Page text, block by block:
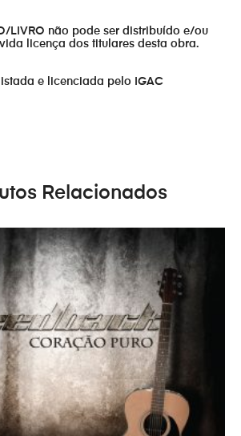
LIVRO não pode ser distribuído e/ou
licença dos titulares desta obra.
e licenciada pelo IGAC
Relacionados